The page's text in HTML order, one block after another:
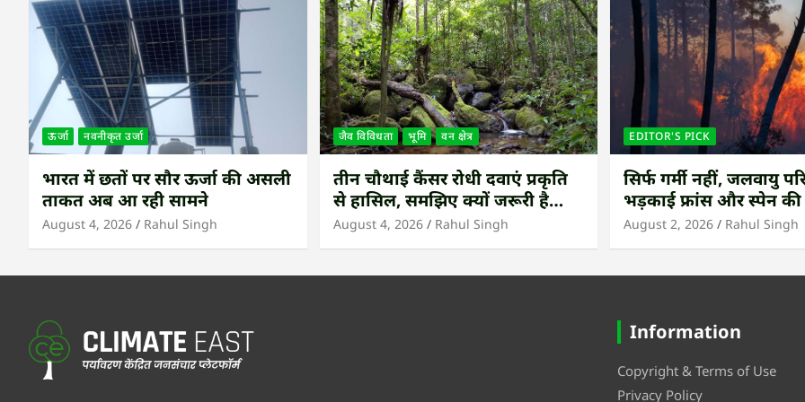
ऊर्जा नवनीकृत उर्जा
भारत में छतों पर सौर ऊर्जा की असली
ताकत अब आ रही सामने
August 4, 2026 Rahul Singh
जैव विविधता भूमि वन क्षेत्र
तीन चौथाई कैंसर रोधी दवाएं प्रकृति
से हासिल, समझिए क्यों जरूरी है
उष्णकटिबंधीय जंगल बचाना
August 4, 2026 Rahul Singh
EDITOR'S PICK
सिर्फ गर्मी नहीं, जलवायु
भड़काई फ्रांस और स्पेन
आग
August 2, 2026 Rahul Singh
Information
Copyright & Terms of Use
Privacy Policy